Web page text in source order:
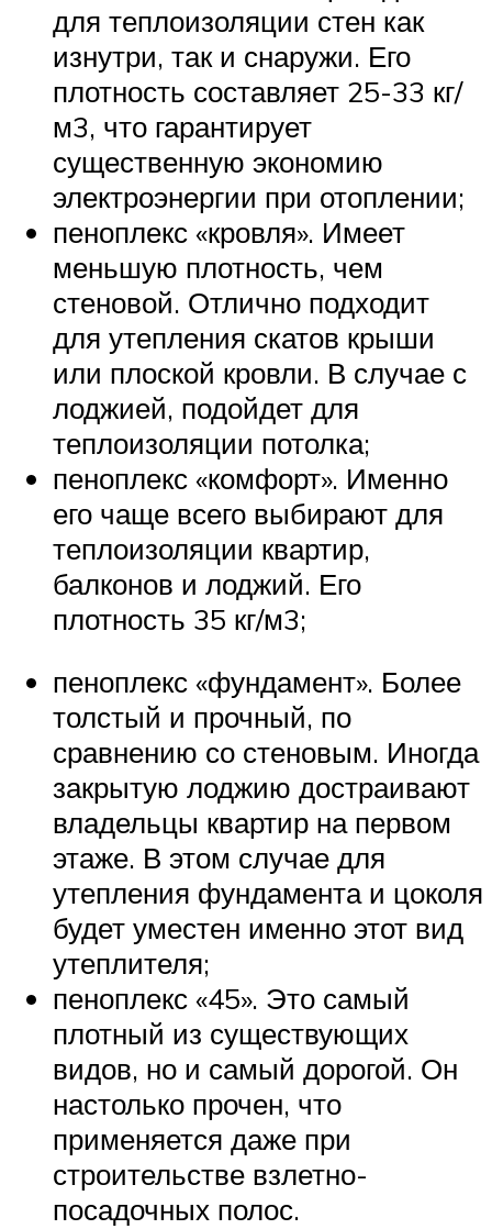
для теплоизоляции стен как
изнутри, так и снаружи. Его
плотность составляет 25-33 кг/
м3, что гарантирует
существенную экономию
электроэнергии при отоплении;
пеноплекс «кровля». Имеет
меньшую плотность, чем
стеновой. Отлично подходит
для утепления скатов крыши
или плоской кровли. В случае с
лоджией, подойдет для
теплоизоляции потолка;
пеноплекс «комфорт». Именно
его чаще всего выбирают для
теплоизоляции квартир,
балконов и лоджий. Его
плотность 35 кг/м3;
пеноплекс «фундамент». Более
толстый и прочный, по
сравнению со стеновым. Иногда
закрытую лоджию достраивают
владельцы квартир на первом
этаже. В этом случае для
утепления фундамента и цоколя
будет уместен именно этот вид
утеплителя;
пеноплекс «45». Это самый
плотный из существующих
видов, но и самый дорогой. Он
настолько прочен, что
применяется даже при
строительстве взлетно-
посадочных полос.